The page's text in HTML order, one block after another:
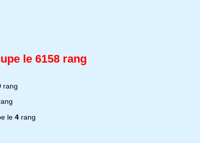
le 6158 rang
rang
le 4 rang